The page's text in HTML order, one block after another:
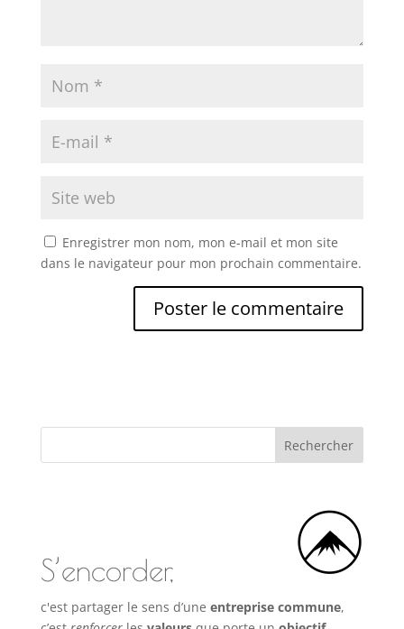
Enregistrer mon nom, mon e-mail et mon site
dans le navigateur pour mon prochain commentaire.
S’encorder,
c'est partager le sens d’une entreprise commune,